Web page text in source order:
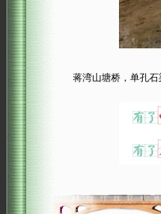
蒋湾山塘桥，单孔石梁